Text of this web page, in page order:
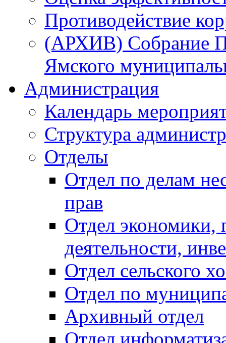
Противодействие
(АРХИВ) Собрание
Ямского
Администрация
Календарь
Структура
Отделы
Отдел по делам
прав
Отдел экономики,
деятельности,
Отдел сельского
Отдел по
Архивный отдел